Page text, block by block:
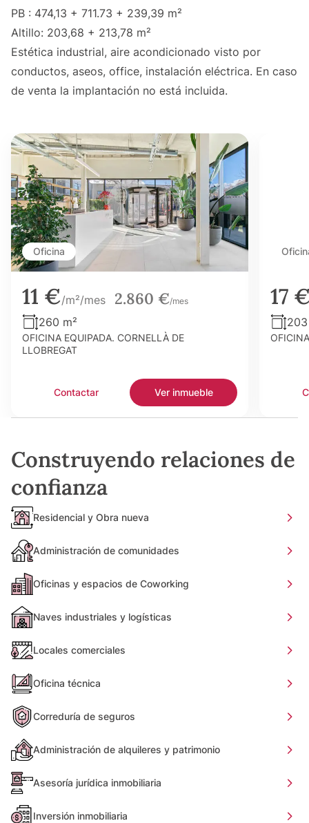
PB : 474,13 + 711.73 + 239,39 m²
Altillo: 203,68 + 213,78 m²
Estética industrial, aire acondicionado visto por
conductos, aseos, office, instalación eléctrica. En caso
de venta la implantación no está incluida.
Oficina
11 €/m²/mes 2.860 €/mes
260 m²
OFICINA EQUIPADA. CORNELLÀ DE
LLOBREGAT
Contactar Ver inmueble
17
Construyendo relaciones de
confianza
Residencial y Obra nueva
Administración de comunidades
Oficinas y espacios de Coworking
Naves industriales y logísticas
Locales comerciales
Oficina técnica
Correduría de seguros
Administración de alquileres y patrimonio
Asesoría jurídica inmobiliaria
Inversión inmobiliaria